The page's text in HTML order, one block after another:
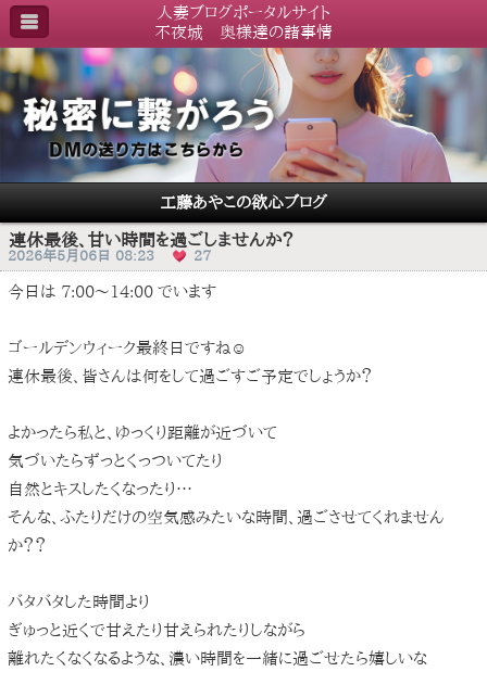
人妻ブログポータルサイト
不夜城 奥様達の諸事情
工藤あやこの欲心ブログ
連休最後、甘い時間を過ごしませんか？
2026年5月06日 08:23 27
今日は 7:00〜14:00 でいます
ゴールデンウィーク最終日ですね☺️
連休最後、皆さんは何をして過ごすご予定でしょうか？
よかったら私と、ゆっくり距離が近づいて
気づいたらずっとくっついてたり
自然とキスしたくなったり…
そんな、ふたりだけの空気感みたいな時間、過ごさせてくれません
か？？
バタバタした時間より
ぎゅっと近くで甘えたり甘えられたりしながら
離れたくなくなるような、濃い時間を一緒に過ごせたら嬉しいな